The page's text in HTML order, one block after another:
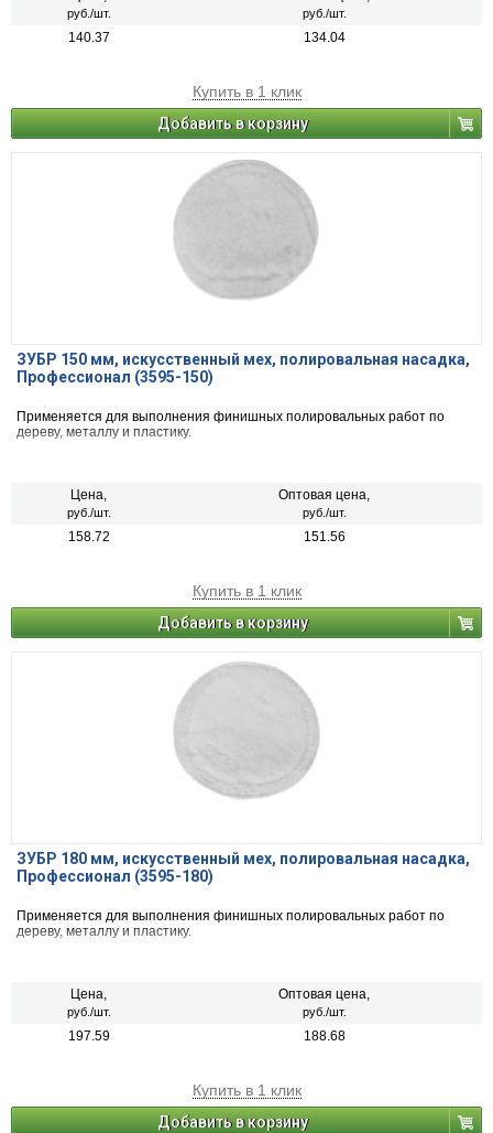
руб./шт. руб./шт.
140.37 134.04
Купить в 1 клик
Добавить в корзину
ЗУБР 150 мм, искусственный мех, полировальная насадка,
Профессионал (3595-150)
Применяется для выполнения финишных полировальных работ по
дереву, металлу и пластику.
Цена,
руб./шт.
Оптовая цена,
руб./шт.
158.72 151.56
Купить в 1 клик
Добавить в корзину
ЗУБР 180 мм, искусственный мех, полировальная насадка,
Профессионал (3595-180)
Применяется для выполнения финишных полировальных работ по
дереву, металлу и пластику.
Цена,
руб./шт.
Оптовая цена,
руб./шт.
197.59 188.68
Купить в 1 клик
Добавить в корзину